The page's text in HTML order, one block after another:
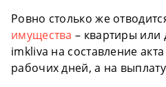
Ровно столько же
имущества – квартиры или
imkliva на составление
рабочих дней, а на